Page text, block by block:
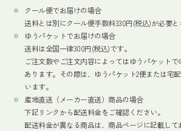
クール便でお届けの場合
送料とは別にクール便手数料330円(税込)が必要と
ゆうパケットでお届けの場合
送料は全国一律300円(税込)です。
ご注文数やご注文内容によってはゆうパケット
あります。その際は、ゆうパケット2便または宅
います。
産地直送（メーカー直送）商品の場合
下記リンクから配送料金をご確認ください。
配送料金が異なる商品は、商品ページに記載して